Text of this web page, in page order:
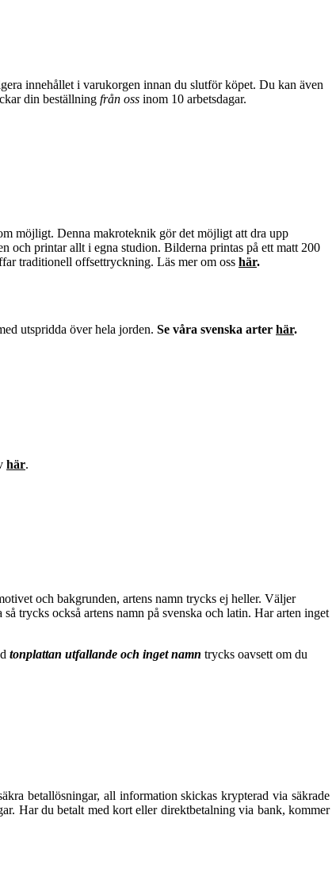
innehållet i varukorgen innan du slutför köpet. Du kan även
din beställning från oss inom 10 arbetsdagar.
möjligt. Denna makroteknik gör det möjligt att dra upp
och printar allt i egna studion. Bilderna printas på ett matt 200
traditionell offsettryckning. Läs mer om oss här.
utspridda över hela jorden. Se våra svenska arter här.
här.
och bakgrunden, artens namn trycks ej heller. Väljer
trycks också artens namn på svenska och latin. Har arten inget
tonplattan utfallande och inget namn trycks oavsett om du
betallösningar, all information skickas krypterad via säkrade
Har du betalt med kort eller direktbetalning via bank, kommer